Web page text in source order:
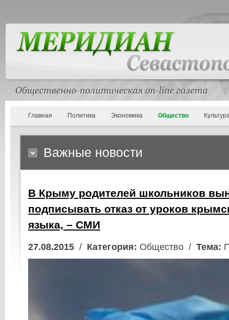
Главная Политика Экономика Общество
Важные новости
В Крыму родителей школьников
подписывать отказ от уроков
языка, – СМИ
27.08.2015 / Категория: Общество / Тема: